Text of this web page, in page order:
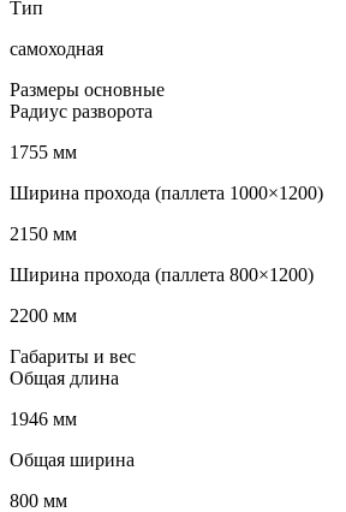
Тип
самоходная
Размеры основные
Радиус разворота
1755 мм
Ширина прохода (паллета 1000×1200)
2150 мм
Ширина прохода (паллета 800×1200)
2200 мм
Габариты и вес
Общая длина
1946 мм
Общая ширина
800 мм